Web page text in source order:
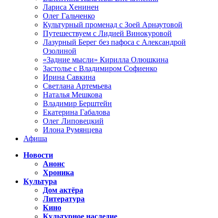
Лариса Хенинен
Олег Гальченко
Культурный променад с Зоей Арнаутовой
Путешествуем с Лидией Винокуровой
Лазурный Берег без пафоса с Александрой
Озолиной
«Задние мысли» Кирилла Олюшкина
Застолье с Владимиром Софиенко
Ирина Савкина
Светлана Артемьева
Наталья Мешкова
Владимир Берштейн
Екатерина Габалова
Олег Липовецкий
Илона Румянцева
Афиша
Новости
Анонс
Хроника
Культура
Дом актёра
Литература
Кино